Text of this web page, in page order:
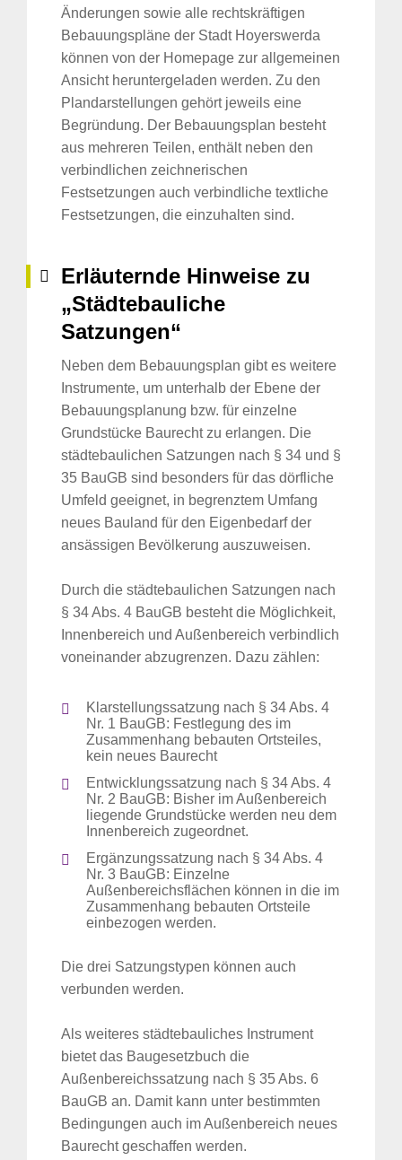
Änderungen sowie alle rechtskräftigen
Bebauungspläne der Stadt Hoyerswerda
können von der Homepage zur allgemeinen
Ansicht heruntergeladen werden. Zu den
Plandarstellungen gehört jeweils eine
Begründung. Der Bebauungsplan besteht
aus mehreren Teilen, enthält neben den
verbindlichen zeichnerischen
Festsetzungen auch verbindliche textliche
Festsetzungen, die einzuhalten sind.
Erläuternde Hinweise zu
„Städtebauliche
Satzungen“
Neben dem Bebauungsplan gibt es weitere
Instrumente, um unterhalb der Ebene der
Bebauungsplanung bzw. für einzelne
Grundstücke Baurecht zu erlangen. Die
städtebaulichen Satzungen nach § 34 und §
35 BauGB sind besonders für das dörfliche
Umfeld geeignet, in begrenztem Umfang
neues Bauland für den Eigenbedarf der
ansässigen Bevölkerung auszuweisen.
Durch die städtebaulichen Satzungen nach
§ 34 Abs. 4 BauGB besteht die Möglichkeit,
Innenbereich und Außenbereich verbindlich
voneinander abzugrenzen. Dazu zählen:
Klarstellungssatzung nach § 34 Abs. 4
Nr. 1 BauGB: Festlegung des im
Zusammenhang bebauten Ortsteiles,
kein neues Baurecht
Entwicklungssatzung nach § 34 Abs. 4
Nr. 2 BauGB: Bisher im Außenbereich
liegende Grundstücke werden neu dem
Innenbereich zugeordnet.
Ergänzungssatzung nach § 34 Abs. 4
Nr. 3 BauGB: Einzelne
Außenbereichsflächen können in die im
Zusammenhang bebauten Ortsteile
einbezogen werden.
Die drei Satzungstypen können auch
verbunden werden.
Als weiteres städtebauliches Instrument
bietet das Baugesetzbuch die
Außenbereichssatzung nach § 35 Abs. 6
BauGB an. Damit kann unter bestimmten
Bedingungen auch im Außenbereich neues
Baurecht geschaffen werden.